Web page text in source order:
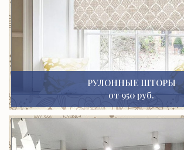
РУЛОННЫЕ ШТОРЫ
от 950 руб.